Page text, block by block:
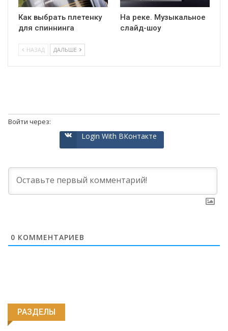
Как выбрать плетенку
для спиннинга
На реке. Музыкальное
слайд-шоу
НАЗАД ДАЛЬШЕ
Войти через:
Login With ВКонтакте
0 КОММЕНТАРИЕВ
РАЗДЕЛЫ